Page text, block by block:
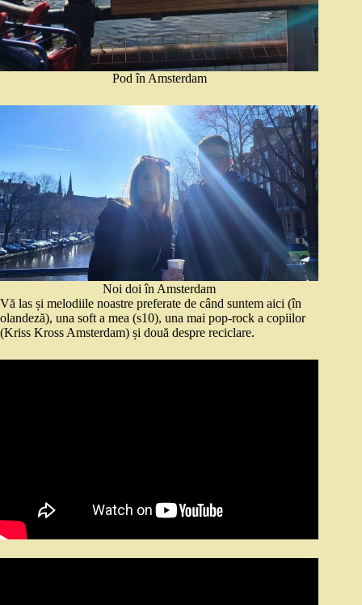
Pod în Amsterdam
Noi doi în Amsterdam
Vă las și melodiile noastre preferate de când suntem aici (în
olandeză), una soft a mea (s10), una mai pop-rock a copiilor
(Kriss Kross Amsterdam) și două despre reciclare.